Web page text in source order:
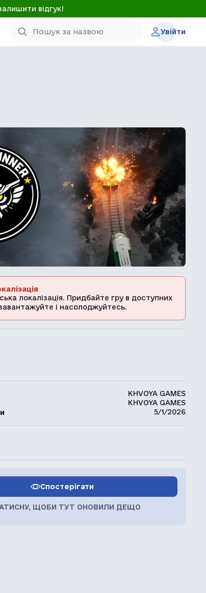
відгук!
Увійти
локалізація. Придбайте гру в доступних
і насолоджуйтесь.
KHVOYA GAMES
KHVOYA GAMES
5/1/2026
Спостерігати
ЩОБИ ТУТ ОНОВИЛИ ДЕЩО